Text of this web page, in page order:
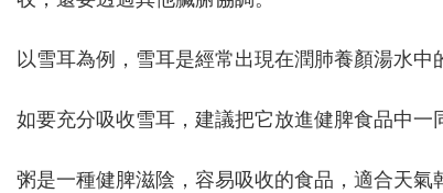
以雪耳為例，雪耳是經常出現在潤肺養顏湯水
如要充分吸收雪耳，建議把它放進健脾食品中一
粥是一種健脾滋陰，容易吸收的食品，適合天氣